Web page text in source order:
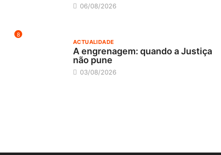
06/08/2026
8
ACTUALIDADE
A engrenagem: quando a Justiça
não pune
03/08/2026